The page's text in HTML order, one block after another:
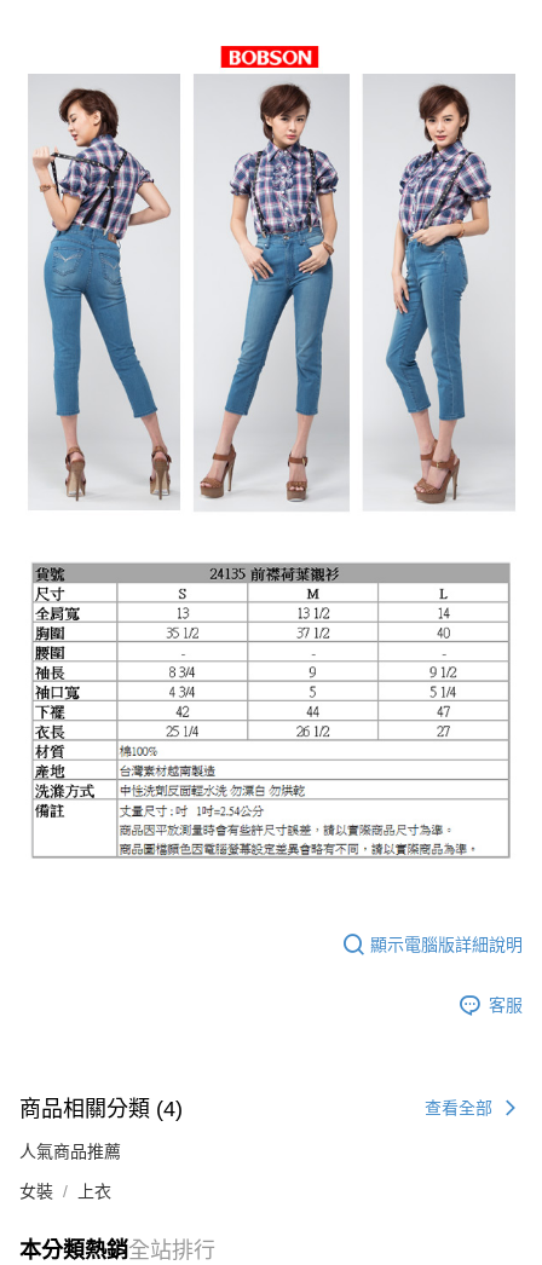
顯示電腦版詳細說明
客服
商品相關分類 (4) 查看全部
人氣商品推薦
女裝 上衣
本分類熱銷全站排行